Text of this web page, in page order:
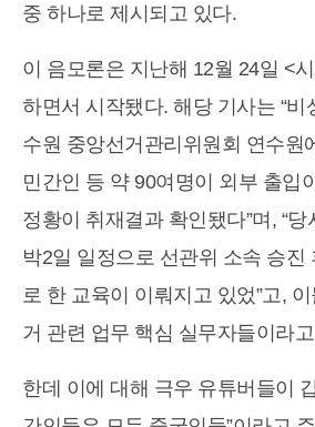
중 하나로 제시되고 있다.
이 음모론은 지난해 12월 24일 <
하면서 시작됐다. 해당 기사는 “비
수원 중앙선거관리위원회 연수원
민간인 등 약 90여명이 외부 출입
정황이 취재결과 확인됐다”며, “
박2일 일정으로 선관위 소속 승진
로 한 교육이 이뤄지고 있었”고,
거 관련 업무 핵심 실무자들이라
한데 이에 대해 극우 유튜버들이